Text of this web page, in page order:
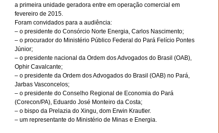
a primeira unidade geradora entre em operação comercial em
fevereiro de 2015.
Foram convidados para a audiência:
– o presidente do Consórcio Norte Energia, Carlos Nascimento;
– o procurador do Ministério Público Federal do Pará Felício Pontes
Júnior;
– o presidente nacional da Ordem dos Advogados do Brasil (OAB),
Ophir Cavalcante;
– o presidente da Ordem dos Advogados do Brasil (OAB) no Pará,
Jarbas Vasconcelos;
– o presidente do Conselho Regional de Economia do Pará
(Corecon/PA), Eduardo José Monteiro da Costa;
– o bispo da Prelazia do Xingu, dom Erwin Krautler.
– um representante do Ministério de Minas e Energia.